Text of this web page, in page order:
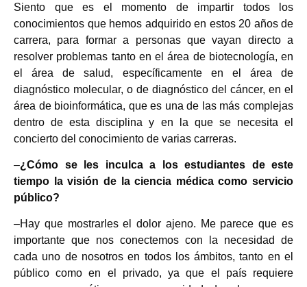
Siento que es el momento de impartir todos los
conocimientos que hemos adquirido en estos 20 años de
carrera, para formar a personas que vayan directo a
resolver problemas tanto en el área de biotecnología, en
el área de salud, específicamente en el área de
diagnóstico molecular, o de diagnóstico del cáncer, en el
área de bioinformática, que es una de las más complejas
dentro de esta disciplina y en la que se necesita el
concierto del conocimiento de varias carreras.
–¿Cómo se les inculca a los estudiantes de este
tiempo la visión de la ciencia médica como servicio
público?
–Hay que mostrarles el dolor ajeno. Me parece que es
importante que nos conectemos con la necesidad de
cada uno de nosotros en todos los ámbitos, tanto en el
público como en el privado, ya que el país requiere